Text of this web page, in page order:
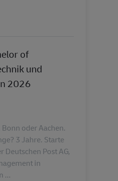
of
und
2026
oder Aachen.
3 Jahre. Starte
Deutschen Post AG,
in
...